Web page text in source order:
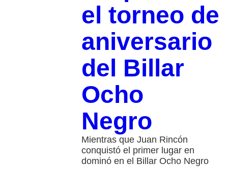
el torneo de
aniversario
del Billar
Ocho
Negro
Mientras que Juan Rincón
conquistó el primer lugar en
dominó en el Billar Ocho Negro